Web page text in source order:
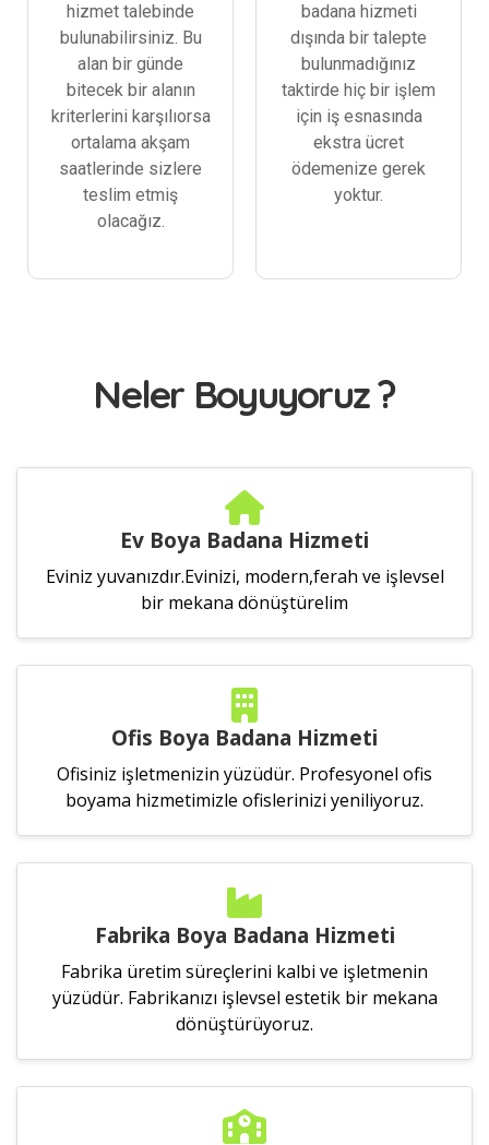
hizmet talebinde
bulunabilirsiniz. Bu
alan bir günde
bitecek bir alanın
kriterlerini karşılıorsa
ortalama akşam
saatlerinde sizlere
teslim etmiş
olacağız.
badana hizmeti
dışında bir talepte
bulunmadığınız
taktirde hiç bir işlem
için iş esnasında
ekstra ücret
ödemenize gerek
yoktur.
Neler Boyuyoruz ?
Ev Boya Badana Hizmeti
Eviniz yuvanızdır.Evinizi, modern,ferah ve işlevsel
bir mekana dönüştürelim
Ofis Boya Badana Hizmeti
Ofisiniz işletmenizin yüzüdür. Profesyonel ofis
boyama hizmetimizle ofislerinizi yeniliyoruz.
Fabrika Boya Badana Hizmeti
Fabrika üretim süreçlerini kalbi ve işletmenin
yüzüdür. Fabrikanızı işlevsel estetik bir mekana
dönüştürüyoruz.